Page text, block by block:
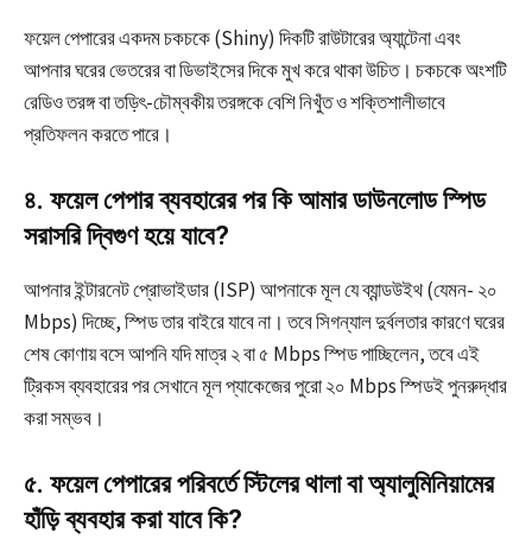
ফয়েল পেপারের একদম চকচকে (Shiny) দিকটি রাউটারের অ্যান্টেনা এবং
আপনার ঘরের ভেতরের বা ডিভাইসের দিকে মুখ করে থাকা উচিত। চকচকে অংশটি
রেডিও তরঙ্গ বা তড়িৎ-চৌম্বকীয় তরঙ্গকে বেশি নিখুঁত ও শক্তিশালীভাবে
প্রতিফলন করতে পারে।
৪. ফয়েল পেপার ব্যবহারের পর কি আমার ডাউনলোড স্পিড
সরাসরি দ্বিগুণ হয়ে যাবে?
আপনার ইন্টারনেট প্রোভাইডার (ISP) আপনাকে মূল যে ব্যান্ডউইথ (যেমন- ২০
Mbps) দিচ্ছে, স্পিড তার বাইরে যাবে না। তবে সিগন্যাল দুর্বলতার কারণে ঘরের
শেষ কোণায় বসে আপনি যদি মাত্র ২ বা ৫ Mbps স্পিড পাচ্ছিলেন, তবে এই
ট্রিকস ব্যবহারের পর সেখানে মূল প্যাকেজের পুরো ২০ Mbps স্পিডই পুনরুদ্ধার
করা সম্ভব।
৫. ফয়েল পেপারের পরিবর্তে স্টিলের থালা বা অ্যালুমিনিয়ামের
হাঁড়ি ব্যবহার করা যাবে কি?